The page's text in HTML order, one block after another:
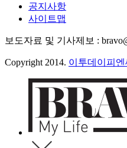
공지사항
사이트맵
보도자료 및 기사제보 :
Copyright 2014. 이투데이피엔